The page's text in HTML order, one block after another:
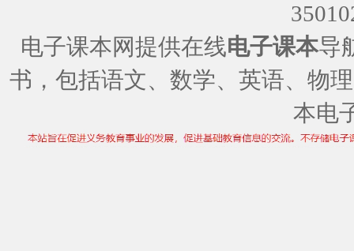
电子课本网提供在线电子课本导
书，包括语文、数学、英语、物
本电